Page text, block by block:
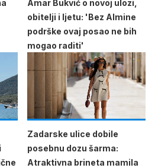
Amar Bukvić o novoj ulozi,
obitelji i ljetu: 'Bez Almine
podrške ovaj posao ne bih
mogao raditi'
Zadarske ulice dobile
posebnu dozu šarma:
Atraktivna brineta mamila